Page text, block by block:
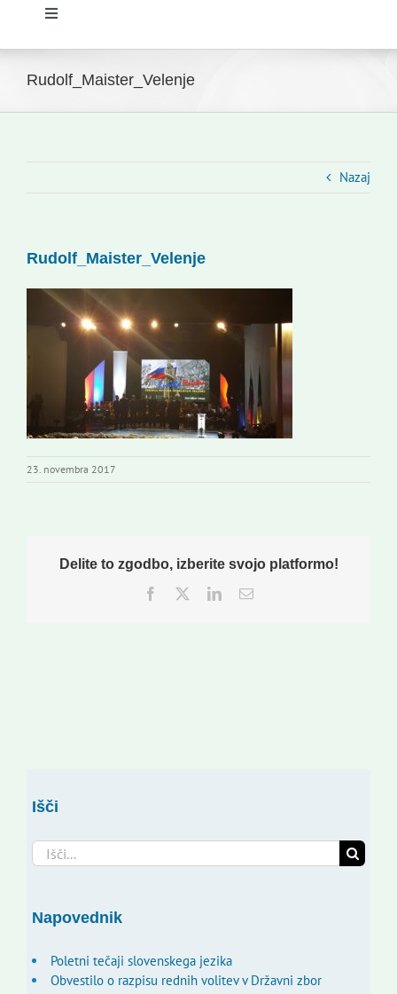
Toggle
Novice
Kontakti
Novi odmev – naše glasilo
Založništvo
Koristne informacije
Rudolf_Maister_Velenje
Nazaj
Rudolf_Maister_Velenje
23. novembra 2017
Delite to zgodbo, izberite svojo platformo!
Facebook
TwitterLinkedInEmail
Išči
Search
for:
Napovednik
Poletni tečaji slovenskega jezika
Obvestilo o razpisu rednih volitev v Državni zbor